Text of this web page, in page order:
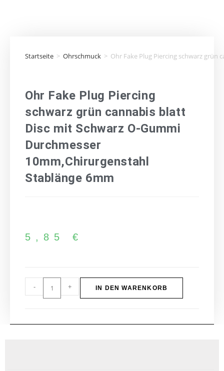
Startseite > Ohrschmuck > Ohr Fake Plug Piercing schwarz grün
Ohr Fake Plug Piercing
schwarz grün cannabis blatt
Disc mit Schwarz O-Gummi
Durchmesser
10mm,Chirurgenstahl
Stablänge 6mm
5,85 €
- + IN DEN WARENKORB